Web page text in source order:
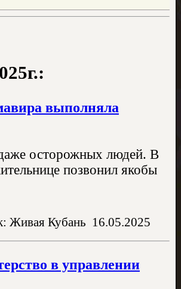
выполняла
осторожных людей. В
позвонил якобы
Живая Кубань 16.05.2025
в управлении